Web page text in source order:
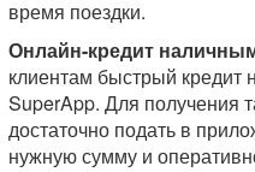
время поездки.
Онлайн-кредит
клиентам быстрый
SuperApp. Для получения
достаточно подать в
нужную сумму и